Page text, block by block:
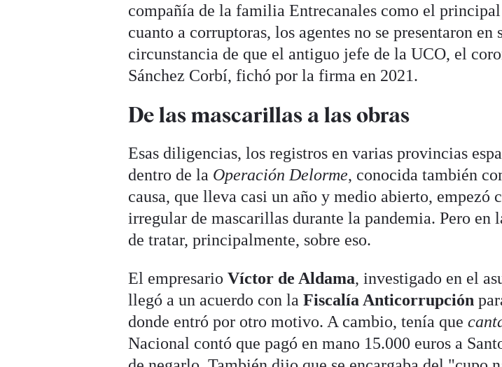
compañía de la familia Entrecanales como el
cuanto a corruptoras, los agentes no se presentaron en
circunstancia de que el antiguo jefe de la UCO, el
Sánchez Corbí, fichó por la firma en 2021.
De las mascarillas a las obras
Esas diligencias, los registros en varias provincias
dentro de la Operación Delorme, conocida también
causa, que lleva casi un año y medio abierto, empezó
irregular de mascarillas durante la pandemia. Pero en
de tratar, principalmente, sobre eso.
El empresarioVíctor de Aldama, investigado en el
llegó a un acuerdo con laFiscalía Anticorrupción
donde entró por otro motivo. A cambio, tenía que
Nacional contó que pagó en mano 15.000 euros a